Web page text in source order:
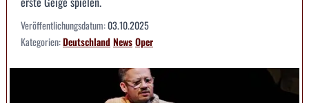
Veröffentlichungsdatum:03.10.2025
Kategorien:DeutschlandNewsOper